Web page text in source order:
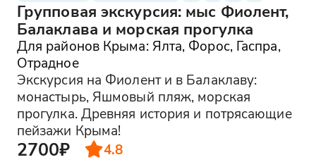
Групповая экскурсия: мыс Фиолент,
Балаклава и морская прогулка
Для районов Крыма: Ялта, Форос, Гаспра,
Отрадное
Экскурсия на Фиолент и в Балаклаву:
монастырь, Яшмовый пляж, морская
прогулка. Древняя история и потрясающие
пейзажи Крыма!
2700₽ 4.8